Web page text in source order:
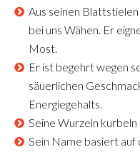
Aus seinen
bei uns Wähen. Er
Most.
Er ist begehrt wegen
säuerlichen
Energiegehalts.
Seine Wurzeln kurbeln
Sein Name basiert